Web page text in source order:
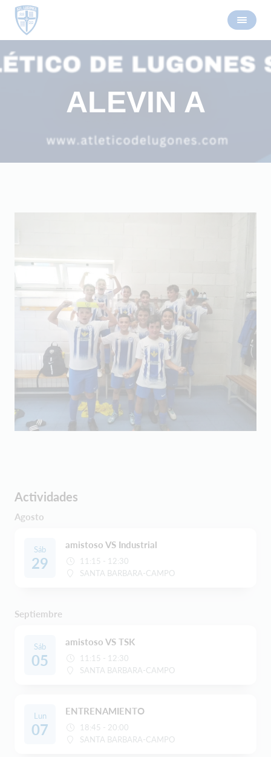
ALEVIN A
Actividades
Agosto
Sáb
29
amistoso VS Industrial
11:15 - 12:30
SANTA BARBARA-CAMPO
Septiembre
Sáb
05
amistoso VS TSK
11:15 - 12:30
SANTA BARBARA-CAMPO
Lun
07
ENTRENAMIENTO
18:45 - 20:00
SANTA BARBARA-CAMPO